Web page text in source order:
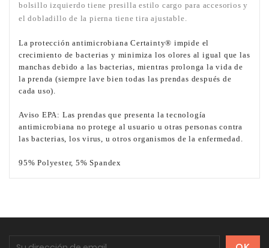
bolsillo izquierdo tiene presilla estilo cargo para accesorios y
el dobladillo de la pierna tiene tira ajustable.
La protección antimicrobiana Certainty® impide el
crecimiento de bacterias y minimiza los olores al igual que las
manchas debido a las bacterias, mientras prolonga la vida de
la prenda (siempre lave bien todas las prendas después de
cada uso).
Aviso EPA: Las prendas que presenta la tecnología
antimicrobiana no protege al usuario u otras personas contra
las bacterias, los virus, u otros organismos de la enfermedad.
95% Polyester, 5% Spandex